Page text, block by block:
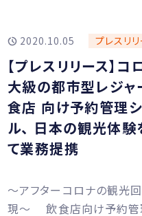
2020.10.05 プレスリ
【プレスリリース】
大級の都市型レジャ
食店 向け予約管理
ル、 日本の観光体
て業務提携
〜アフターコロナの観光
現〜 飲⾷店向け予約管理